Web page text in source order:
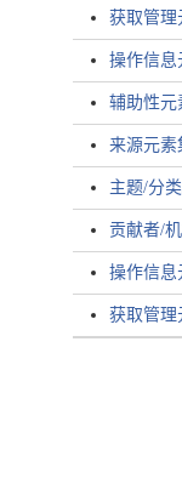
获取管理
操作信息
辅助性元
来源元素
主题/分
贡献者/
操作信息
获取管理